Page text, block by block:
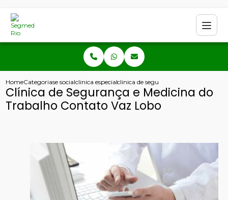
HomeCategoriase socialclinica especializada em seguranca do trabalho
clinica de seguranca e medicina do
Clínica de Segurança e Medicina do
Trabalho Contato Vaz Lobo